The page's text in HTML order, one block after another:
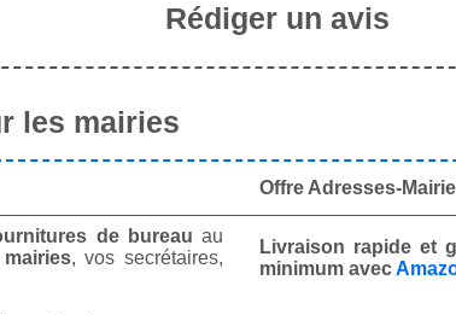
Rédiger un avis
les mairies
Offre Adresses-
de bureau au
mairies, vos secrétaires,
Livraison rapide et
minimum avec